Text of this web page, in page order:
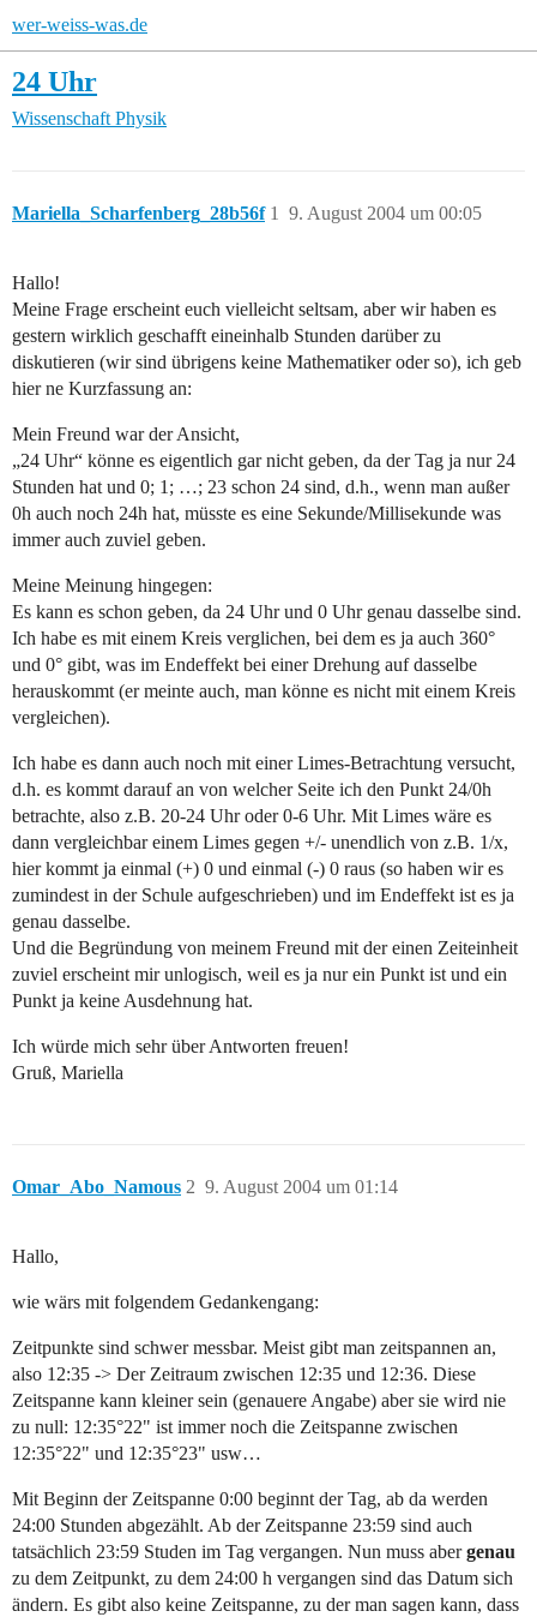
wer-weiss-was.de
24 Uhr
Wissenschaft Physik
Mariella_Scharfenberg_28b56f 9. August 2004 um 00:05
1
Hallo!
Meine Frage erscheint euch vielleicht seltsam, aber wir haben es
gestern wirklich geschafft eineinhalb Stunden darüber zu
diskutieren (wir sind übrigens keine Mathematiker oder so), ich geb
hier ne Kurzfassung an:
Mein Freund war der Ansicht,
„24 Uhr“ könne es eigentlich gar nicht geben, da der Tag ja nur 24
Stunden hat und 0; 1; …; 23 schon 24 sind, d.h., wenn man außer
0h auch noch 24h hat, müsste es eine Sekunde/Millisekunde was
immer auch zuviel geben.
Meine Meinung hingegen:
Es kann es schon geben, da 24 Uhr und 0 Uhr genau dasselbe sind.
Ich habe es mit einem Kreis verglichen, bei dem es ja auch 360°
und 0° gibt, was im Endeffekt bei einer Drehung auf dasselbe
herauskommt (er meinte auch, man könne es nicht mit einem Kreis
vergleichen).
Ich habe es dann auch noch mit einer Limes-Betrachtung versucht,
d.h. es kommt darauf an von welcher Seite ich den Punkt 24/0h
betrachte, also z.B. 20-24 Uhr oder 0-6 Uhr. Mit Limes wäre es
dann vergleichbar einem Limes gegen +/- unendlich von z.B. 1/x,
hier kommt ja einmal (+) 0 und einmal (-) 0 raus (so haben wir es
zumindest in der Schule aufgeschrieben) und im Endeffekt ist es ja
genau dasselbe.
Und die Begründung von meinem Freund mit der einen Zeiteinheit
zuviel erscheint mir unlogisch, weil es ja nur ein Punkt ist und ein
Punkt ja keine Ausdehnung hat.
Ich würde mich sehr über Antworten freuen!
Gruß, Mariella
Omar_Abo_Namous 9. August 2004 um 01:14
2
Hallo,
wie wärs mit folgendem Gedankengang:
Zeitpunkte sind schwer messbar. Meist gibt man zeitspannen an,
also 12:35 -> Der Zeitraum zwischen 12:35 und 12:36. Diese
Zeitspanne kann kleiner sein (genauere Angabe) aber sie wird nie
zu null: 12:35°22" ist immer noch die Zeitspanne zwischen
12:35°22" und 12:35°23" usw…
Mit Beginn der Zeitspanne 0:00 beginnt der Tag, ab da werden
24:00 Stunden abgezählt. Ab der Zeitspanne 23:59 sind auch
tatsächlich 23:59 Studen im Tag vergangen. Nun muss abergenau
zu dem Zeitpunkt, zu dem 24:00 h vergangen sind das Datum sich
ändern. Es gibt also keine Zeitspanne, zu der man sagen kann, dass